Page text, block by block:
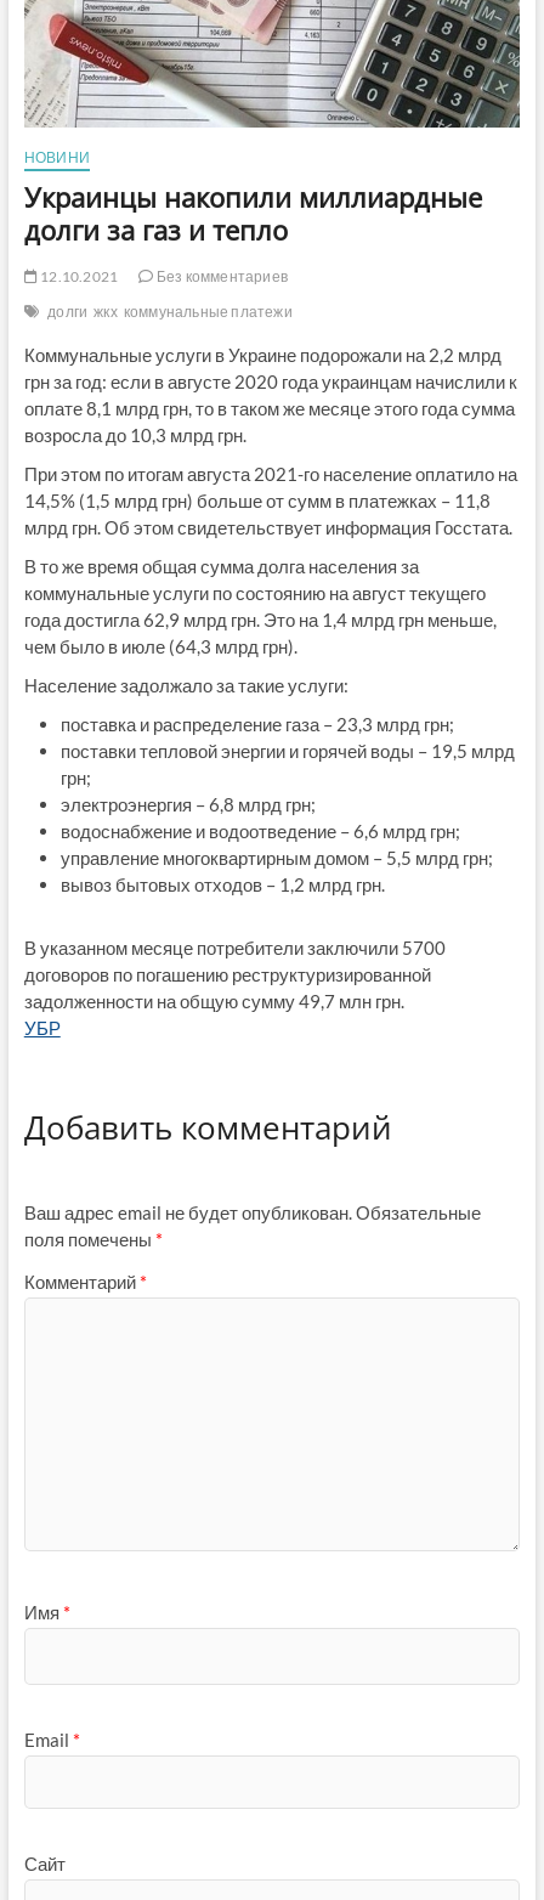
НОВИНИ
Украинцы накопили миллиардные
долги за газ и тепло
12.10.2021
Без комментариев
долги жкх коммунальные платежи
Коммунальные услуги в Украине подорожали на 2,2 млрд
грн за год: если в августе 2020 года украинцам начислили к
оплате 8,1 млрд грн, то в таком же месяце этого года сумма
возросла до 10,3 млрд грн.
При этом по итогам августа 2021-го население оплатило на
14,5% (1,5 млрд грн) больше от сумм в платежках – 11,8
млрд грн. Об этом свидетельствует информация Госстата.
В то же время общая сумма долга населения за
коммунальные услуги по состоянию на август текущего
года достигла 62,9 млрд грн. Это на 1,4 млрд грн меньше,
чем было в июле (64,3 млрд грн).
Население задолжало за такие услуги:
поставка и распределение газа – 23,3 млрд грн;
поставки тепловой энергии и горячей воды – 19,5 млрд
грн;
электроэнергия – 6,8 млрд грн;
водоснабжение и водоотведение – 6,6 млрд грн;
управление многоквартирным домом – 5,5 млрд грн;
вывоз бытовых отходов – 1,2 млрд грн.
В указанном месяце потребители заключили 5700
договоров по погашению реструктуризированной
задолженности на общую сумму 49,7 млн грн.
УБР
Добавить комментарий
Ваш адрес email не будет опубликован.Обязательные
поля помечены *
Комментарий *
Имя *
Email *
Сайт